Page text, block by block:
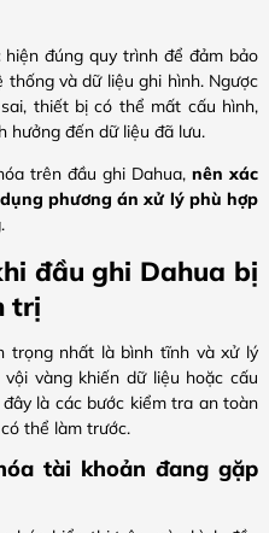
đúng quy trình để đảm bảo
và dữ liệu ghi hình. Ngược
thiết bị có thể mất cấu hình,
hưởng đến dữ liệu đã lưu.
trên đầu ghi Dahua, nên xác
phương án xử lý phù hợp
đầu ghi Dahua bị
trị
trọng nhất là bình tĩnh và xử lý
vàng khiến dữ liệu hoặc cấu
là các bước kiểm tra an toàn
thể làm trước.
tài khoản đang gặp